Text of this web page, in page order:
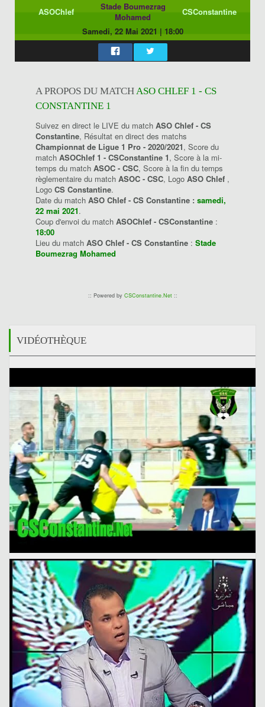
ASOChlef
Stade Boumezrag
Mohamed
CSConstantine
Samedi, 22 Mai 2021 | 18:00
A PROPOS DU MATCHASO CHLEF 1 - CS
CONSTANTINE 1
Suivez en direct le LIVE du match ASO Chlef - CS
Constantine, Résultat en direct des matchs
Championnat de Ligue 1 Pro - 2020/2021, Score du
match ASOChlef 1 - CSConstantine 1, Score à la mi-
temps du match ASOC - CSC, Score à la fin du temps
règlementaire du match ASOC - CSC, Logo ASO Chlef ,
Logo CS Constantine.
Date du match ASO Chlef - CS Constantine : samedi,
22 mai 2021.
Coup d'envoi du match ASOChlef - CSConstantine :
18:00
Lieu du match ASO Chlef - CS Constantine : Stade
Boumezrag Mohamed
:: Powered by CSConstantine.Net::
VIDÉOTHÈQUE